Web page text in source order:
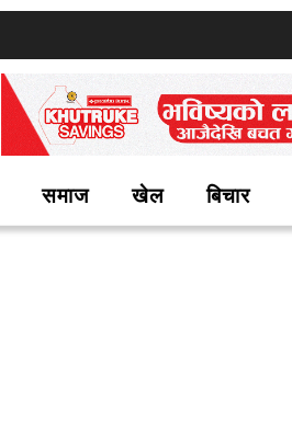
समाज खेल बिचार